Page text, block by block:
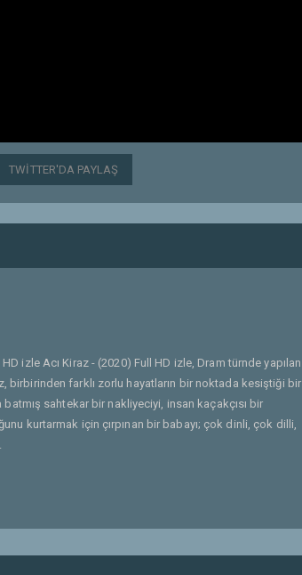
TWITTER'DA PAYLAŞ
izle Acı Kiraz - (2020) Full HD izle, Dram türnde yapılan
birbirinden farklı zorlu hayatların bir noktada kesiştiği bir
sahtekar bir nakliyeciyi, insan kaçakçısı bir
kurtarmak için çırpınan bir babayı; çok dinli, çok dilli,